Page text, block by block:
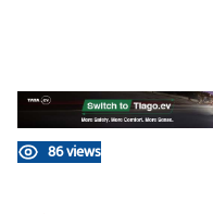
86 views